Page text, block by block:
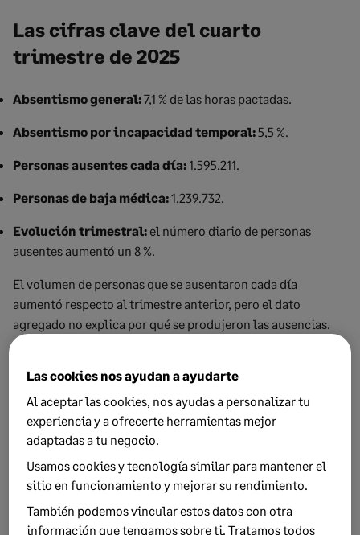
Las cifras clave del cuarto
trimestre de 2025
Absentismo general:7,1 % de las horas pactadas.
Absentismo por incapacidad temporal: 5,5 %.
Personas ausentes cada día:1.595.211.
Personas de baja médica:1.239.732.
Evolución trimestral: el número diario de personas
ausentes aumentó un 8 %.
El volumen de personas que se ausentaron cada día
aumentó respecto al trimestre anterior, pero el dato
agregado no explica por qué se produjeron las ausencias.
Para interpretarlo correctamente, la empresa debe
protegidos, ausencias planificadas y faltas no justificadas.
El absentismo laboral cerró 2025 en
el 7,1 % de las horas pactadas,
igualando el máximo histórico del
primer trimestre de 2022.
Las cookies nos ayudan a ayudarte
Al aceptar las cookies, nos ayudas a personalizar tu
experiencia y a ofrecerte herramientas mejor
adaptadas a tu negocio.
Usamos cookies y tecnología similar para mantener el
sitio en funcionamiento y mejorar su rendimiento.
También podemos vincular estos datos con otra
información que tengamos sobre ti. Tratamos todos